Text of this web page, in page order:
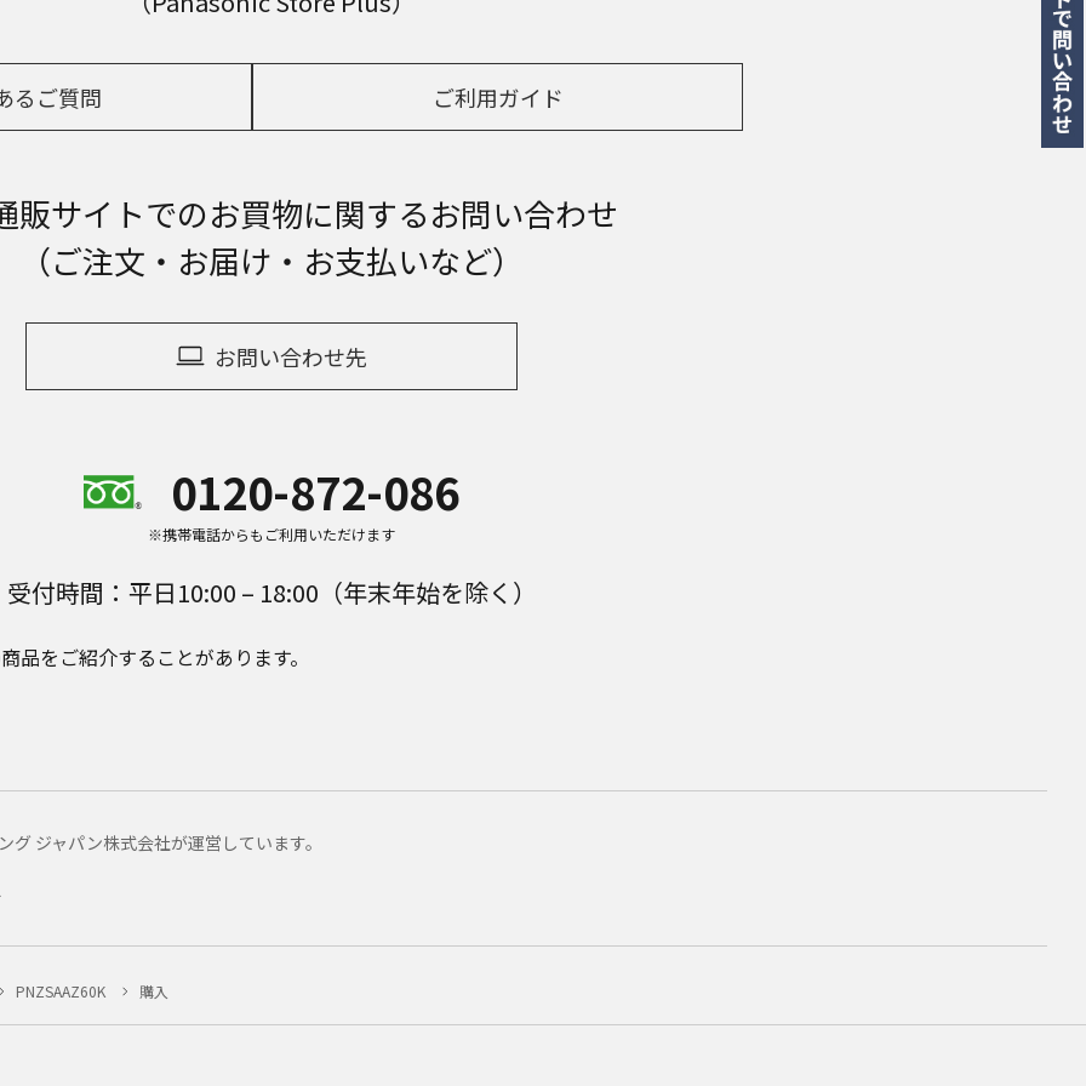
るご質問 ご利用ガイド
販サイトでのお買物に関するお問い合わせ
（ご注文・お届け・お支払いなど）
お問い合わせ先
0120-872-086
※携帯電話からもご利用いただけます
受付時間：平日10:00 – 18:00（年末年始を除く）
品をご紹介することがあります。
ジャパン株式会社が運営しています。
PNZSAAZ60K 購入